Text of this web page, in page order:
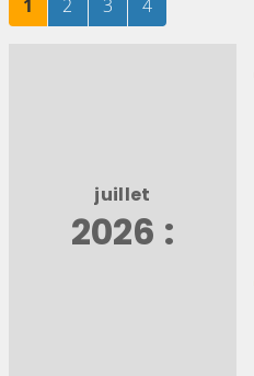
1 2 3 4
juillet
2026 :